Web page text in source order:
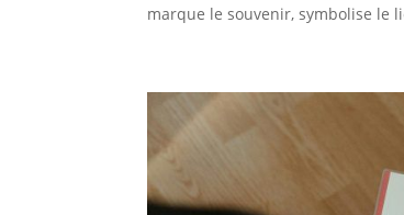
marque le souvenir, symbolise le